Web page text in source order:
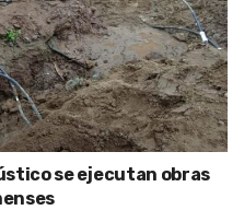
se ejecutan obras